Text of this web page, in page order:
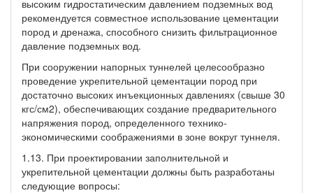
высоким гидростатическим давлением подземных вод
рекомендуется совместное использование цементации
пород и дренажа, способного снизить фильтрационное
давление подземных вод.
При сооружении напорных туннелей целесообразно
проведение укрепительной цементации пород при
достаточно высоких инъекционных давлениях (свыше 30
кгс/см2), обеспечивающих создание предварительного
напряжения пород, определенного технико-
экономическими соображениями в зоне вокруг туннеля.
1.13. При проектировании заполнительной и
укрепительной цементации должны быть разработаны
следующие вопросы: